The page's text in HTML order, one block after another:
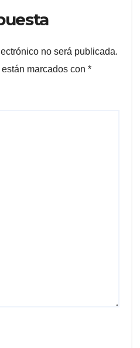
no será publicada.
marcados con *